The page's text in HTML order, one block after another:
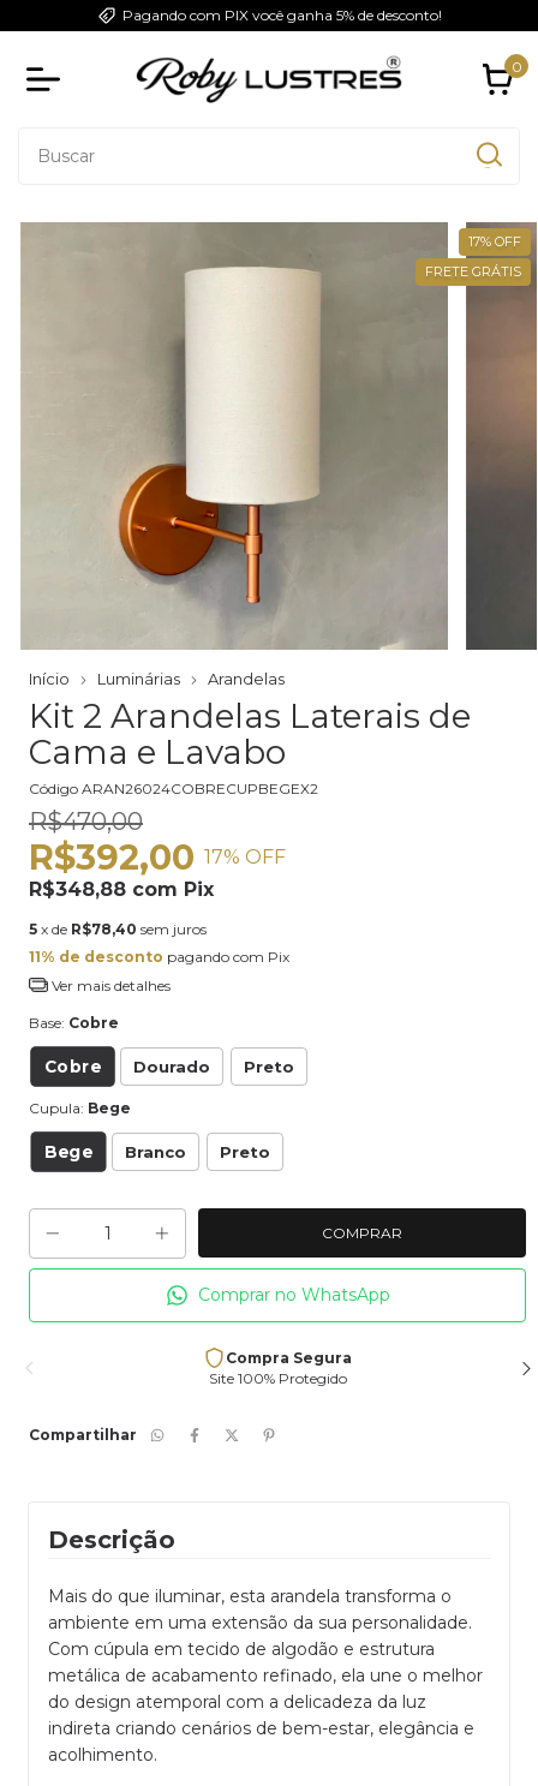
Pagando com PIX você ganha 5% de desconto!
0
17% OFF
FRETE GRÁTIS
Início Luminárias Arandelas
Kit 2 Arandelas Laterais de
Cama e Lavabo
Código ARAN26024COBRECUPBEGEX2
R$470,00
R$392,00 17% OFF
R$348,88 com Pix
5 x de R$78,40 sem juros
11% de desconto pagando com Pix
Ver mais detalhes
Base: Cobre
Cobre Dourado Preto
Cupula: Bege
Bege Branco Preto
Comprar no WhatsApp
Compra Segura
Site 100% Protegido
Compartilhar
Descrição
Mais do que iluminar, esta arandela transforma o
ambiente em uma extensão da sua personalidade.
Com cúpula em tecido de algodão e estrutura
metálica de acabamento refinado, ela une o melhor
do design atemporal com a delicadeza da luz
indireta criando cenários de bem-estar, elegância e
acolhimento.